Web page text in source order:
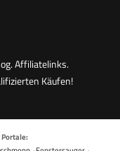
Affiliatelinks.
Käufen!